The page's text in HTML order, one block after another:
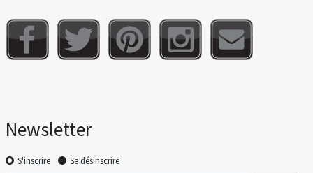
Newsletter
S'inscrire Se désinscrire